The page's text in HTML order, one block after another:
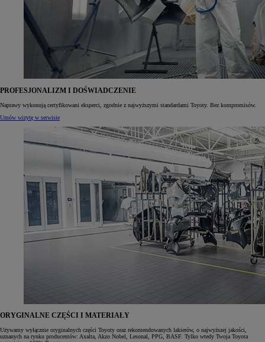
PROFESJONALIZM I DOŚWIADCZENIE
Naprawy wykonują certyfikowani eksperci, zgodnie z najwyższymi standardami Toyoty. Bez kompromisów.
Umów wizytę w serwisie
ORYGINALNE CZĘŚCI I MATERIAŁY
Używamy wyłącznie oryginalnych części Toyoty oraz rekomendowanych lakierów, o najwyższej jakości,
uznanych na rynku producentów: Axalta, Akzo Nobel, Lesonal, PPG, BASF. Tylko wtedy Twoja Toyota